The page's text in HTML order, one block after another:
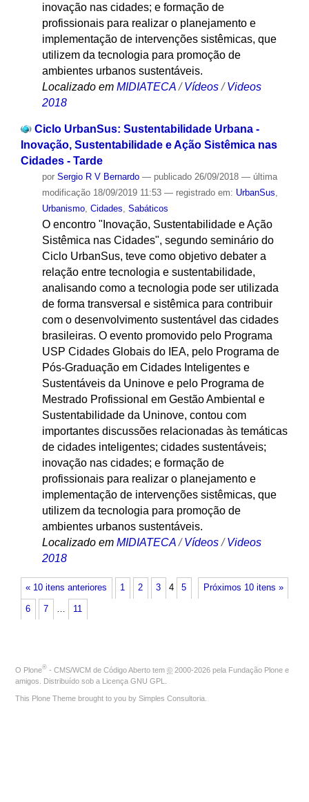
inovação nas cidades; e formação de
profissionais para realizar o planejamento e
implementação de intervenções sistêmicas, que
utilizem da tecnologia para promoção de
ambientes urbanos sustentáveis.
Localizado em MIDIATECA /Vídeos /Videos
2018
Ciclo UrbanSus: Sustentabilidade Urbana -
Inovação, Sustentabilidade e Ação Sistêmica nas
Cidades - Tarde
por Sergio R V Bernardo — publicado26/09/2018 — última
modificação18/09/2019 11:53 — registrado em: UrbanSus,
Urbanismo, Cidades, Sabáticos
O encontro "Inovação, Sustentabilidade e Ação
Sistêmica nas Cidades", segundo seminário do
Ciclo UrbanSus, teve como objetivo debater a
relação entre tecnologia e sustentabilidade,
analisando como a tecnologia pode ser utilizada
de forma transversal e sistêmica para contribuir
com o desenvolvimento sustentável das cidades
brasileiras. O evento promovido pelo Programa
USP Cidades Globais do IEA, pelo Programa de
Pós-Graduação em Cidades Inteligentes e
Sustentáveis da Uninove e pelo Programa de
Mestrado Profissional em Gestão Ambiental e
Sustentabilidade da Uninove, contou com
importantes discussões relacionadas às temáticas
de cidades inteligentes; cidades sustentáveis;
inovação nas cidades; e formação de
profissionais para realizar o planejamento e
implementação de intervenções sistêmicas, que
utilizem da tecnologia para promoção de
ambientes urbanos sustentáveis.
Localizado em MIDIATECA /Vídeos /Videos
2018
« 10 itens anteriores Próximos 10 itens »
1 2 3 4 5
6 7 … 11
O Plone® - CMS/WCM de Código Aberto tem © 2000-2026 pela Fundação Plone e
amigos. Distribuído sob a Licença GNU GPL
This Plone Theme brought to you by Simples Consultoria